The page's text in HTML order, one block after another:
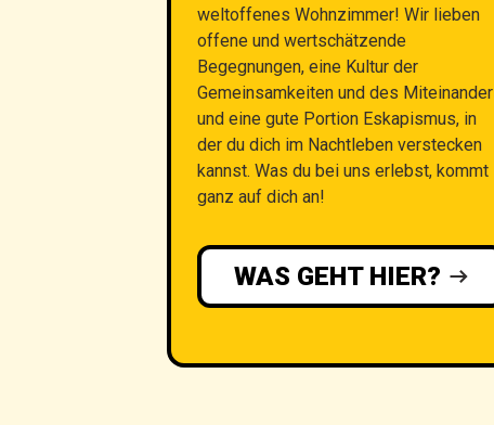
weltoffenes Wohnzimmer! Wir lieben
offene und wertschätzende
Begegnungen, eine Kultur der
Gemeinsamkeiten und des
und eine gute Portion Eskapismus, in
der du dich im Nachtleben verstecken
kannst. Was du bei uns erlebst, kommt
ganz auf dich an!
WAS GEHT HIER?